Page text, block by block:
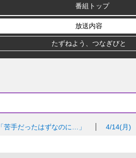
番組トップ
放送内容
たずねよう、つなぎびと
「苦手だったはずなのに…」 4/14(月)